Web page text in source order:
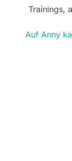
Trainings,
Auf Anny